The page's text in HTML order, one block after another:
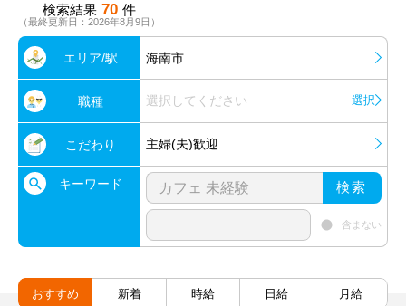
検索結果 70 件
（最終更新日：2026年8月9日）
エリア/駅 海南市
職種 選択してください 選択
こだわり 主婦(夫)歓迎
キーワード 検索
含まない
おすすめ 新着 時給 日給 月給